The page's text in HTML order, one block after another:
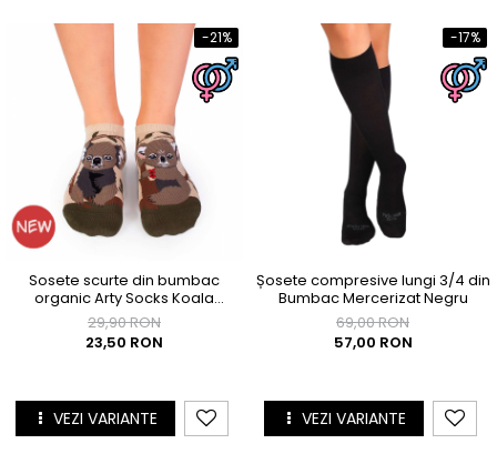
-21%
Sosete scurte din bumbac
organic Arty Socks Koala
Indragostite Kaki
29,90 RON
23,50 RON
VEZI VARIANTE
-17%
Șosete compresive lungi 3/4 din
Bumbac Mercerizat Negru
69,00 RON
57,00 RON
VEZI VARIANTE